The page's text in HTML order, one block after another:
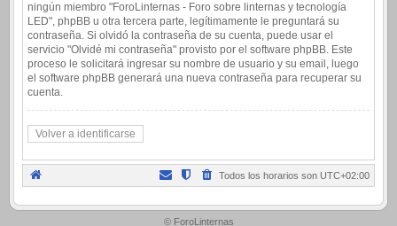
ningún miembro "ForoLinternas - Foro sobre linternas y tecnología
LED", phpBB u otra tercera parte, legítimamente le preguntará su
contraseña. Si olvidó la contraseña de su cuenta, puede usar el
servicio "Olvidé mi contraseña" provisto por el software phpBB. Este
proceso le solicitará ingresar su nombre de usuario y su email, luego
el software phpBB generará una nueva contraseña para recuperar su
cuenta.
Volver a identificarse
Todos los horarios son UTC+02:00
.
© ForoLinternas